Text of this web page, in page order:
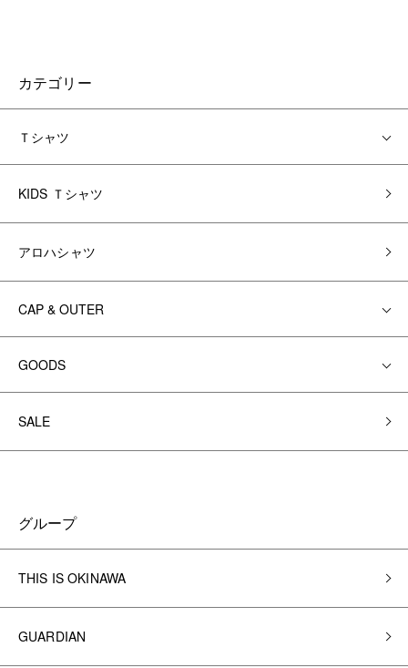
カテゴリー
Ｔシャツ
KIDS Ｔシャツ
アロハシャツ
CAP & OUTER
GOODS
SALE
グループ
THIS IS OKINAWA
GUARDIAN